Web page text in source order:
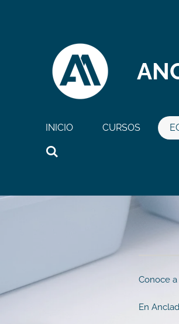
INICIO CURSOS
Conoce
En